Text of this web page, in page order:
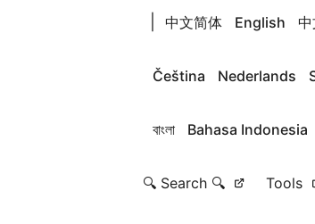
中文简体 English
Čeština Nederlands
বাংলা Bahasa Indonesia
🔍 Search 🔍 Tools